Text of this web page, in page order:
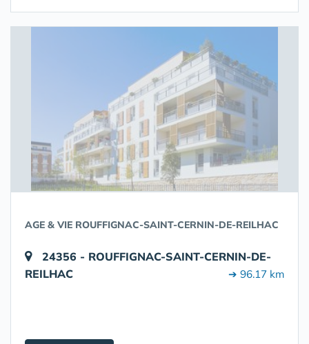
AGE & VIE ROUFFIGNAC-SAINT-CERNIN-DE-REILHAC
24356 - ROUFFIGNAC-SAINT-CERNIN-DE-
REILHAC
➔ 96.17 km